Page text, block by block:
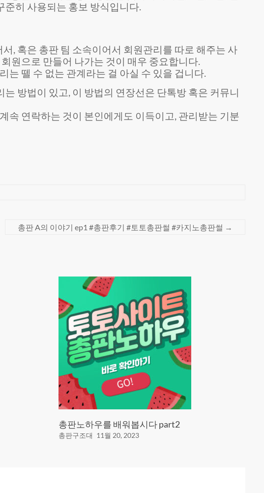
준히 사용되는 홍보 방식입니다.
, 혹은 총판 팀 소속이어서 회원관리를 따로 해주는 사
원으로 만들어 나가는 것이 매우 중요합니다.
는 뗄 수 없는 관계라는 걸 아실 수 있을 겁니다.
방법이 있고, 이 방법의 연장선은 단톡방 혹은 커뮤니
속 연락하는 것이 본인에게도 이득이고, 관리받는 기분
총판 A의 이야기 ep1 #총판후기 #토토총판썰 #카지노총판썰 →
총판노하우를 배워봅시다 part2
총판구조대 11월 20, 2023